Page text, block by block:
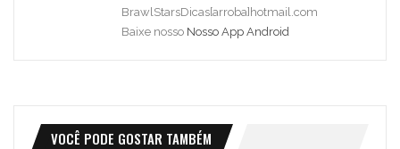
BrawlStarsDicas[arroba]hotmail.com
Baixe nosso Nosso App Android
VOCÊ PODE GOSTAR TAMBÉM